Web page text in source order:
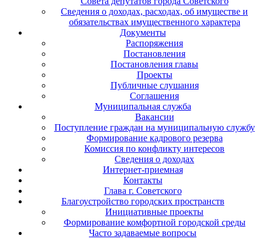
Сведения о доходах, расходах, об имуществе и
обязательствах имущественного характера
Документы
Распоряжения
Постановления
Постановления главы
Проекты
Публичные слушания
Соглашения
Муниципальная служба
Вакансии
Поступление граждан на муниципальную службу
Формирование кадрового резерва
Комиссия по конфликту интересов
Сведения о доходах
Интернет-приемная
Контакты
Глава г. Советского
Благоустройство городских пространств
Инициативные проекты
Формирование комфортной городской среды
Часто задаваемые вопросы